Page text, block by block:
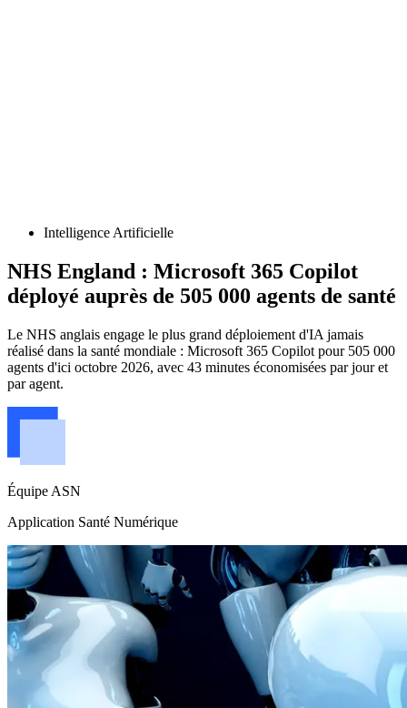
Intelligence Artificielle
NHS England : Microsoft 365 Copilot
déployé auprès de 505 000 agents de santé
Le NHS anglais engage le plus grand déploiement d'IA jamais
réalisé dans la santé mondiale : Microsoft 365 Copilot pour 505 000
agents d'ici octobre 2026, avec 43 minutes économisées par jour et
par agent.
Équipe ASN
Application Santé Numérique